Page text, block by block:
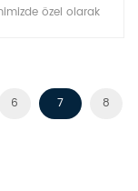
özel olarak
6 7 8